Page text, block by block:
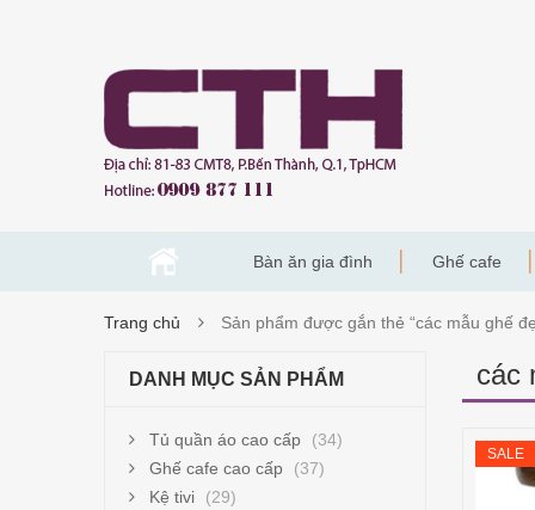
Bàn ăn gia đình Ghế cafe
Trang chủ Sản phẩm được gắn thẻ “các mẫu ghế
các
SALE
DANH MỤC SẢN PHẨM
Tủ quần áo cao cấp
(34)
Ghế cafe cao cấp
(37)
Kệ tivi
(29)